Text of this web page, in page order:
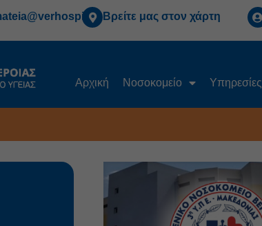
Βρείτε μας στον χάρτη
Αρχική
Νοσοκομείο Υπηρεσίες